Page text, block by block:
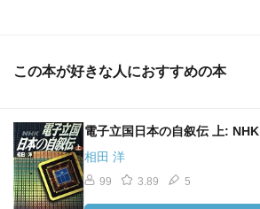
この本が好きな人におすすめの本
電子立国日本の自叙伝 上: NHK
相田 洋
99 3.89 5